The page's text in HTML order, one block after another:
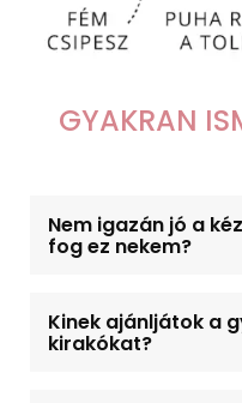
GYAKRAN
Nem igazán jó a
fog ez nekem?
Kinek ajánljátok a
kirakókat?